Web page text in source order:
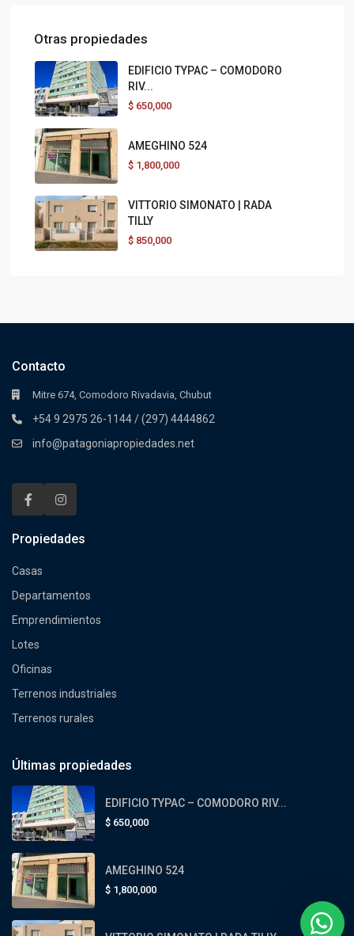
Otras propiedades
EDIFICIO TYPAC – COMODORO
RIV...
$ 650,000
AMEGHINO 524
$ 1,800,000
VITTORIO SIMONATO | RADA
TILLY
$ 850,000
Contacto
Mitre 674, Comodoro Rivadavia, Chubut
+54 9 2975 26-1144 / (297) 4444862
info@patagoniapropiedades.net
Propiedades
Casas
Departamentos
Emprendimientos
Lotes
Oficinas
Terrenos industriales
Terrenos rurales
Últimas propiedades
EDIFICIO TYPAC – COMODORO RIV...
$ 650,000
AMEGHINO 524
$ 1,800,000